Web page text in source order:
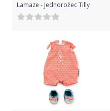
Lamaze - Jednorožec Tilly